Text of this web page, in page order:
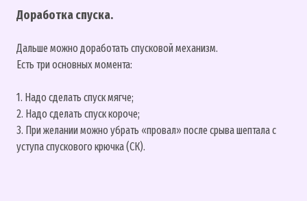
Доработка спуска.
Дальше можно доработать спусковой механизм.
Есть три основных момента:
1. Надо сделать спуск мягче;
2. Надо сделать спуск короче;
3. При желании можно убрать «провал» после срыва шептала с
уступа спускового крючка (СК).